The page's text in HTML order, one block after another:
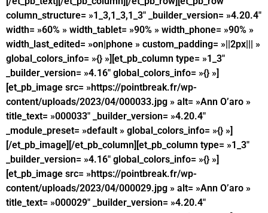
column_structure= »1_3,1_3,1_3″ _builder_version= »4.20.4″
width= »60% » width_tablet= »90% » width_phone= »90% »
width_last_edited= »on|phone » custom_padding= »||2px||| »
global_colors_info= »{} »][et_pb_column type= »1_3″
_builder_version= »4.16″ global_colors_info= »{} »]
[et_pb_image src= »https://pointbreak.fr/wp-
content/uploads/2023/04/000033.jpg » alt= »Ann O’aro »
title_text= »000033″ _builder_version= »4.20.4″
_module_preset= »default » global_colors_info= »{} »]
[/et_pb_image][/et_pb_column][et_pb_column type= »1_3″
_builder_version= »4.16″ global_colors_info= »{} »]
[et_pb_image src= »https://pointbreak.fr/wp-
content/uploads/2023/04/000029.jpg » alt= »Ann O’aro »
title_text= »000029″ _builder_version= »4.20.4″